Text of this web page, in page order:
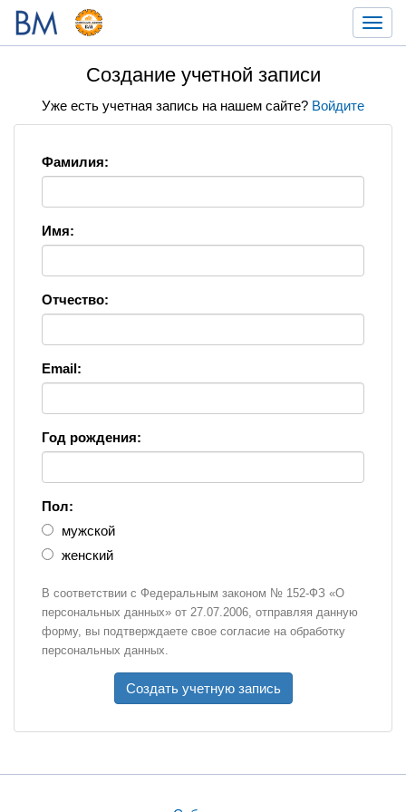
Создание учетной записи
Уже есть учетная запись на нашем сайте? Войдите
Фамилия:
Имя:
Отчество:
Email:
Год рождения:
Пол:
мужской
женский
В соответствии с Федеральным законом № 152-ФЗ «О
персональных данных» от 27.07.2006, отправляя данную
форму, вы подтверждаете свое согласие на обработку
персональных данных.
Создать учетную запись